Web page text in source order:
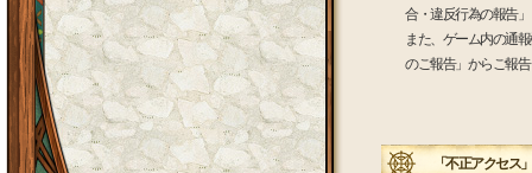
合・違反行為の報告
また、ゲーム内の通
のご報告」からご報
「不正アクセス